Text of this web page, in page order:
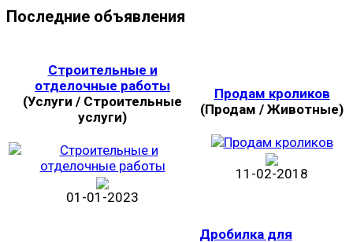
Последние объявления
Строительные и
отделочные работы
(Услуги / Строительные
услуги)
01-01-2023
Продам кроликов
(Продам / Животные)
11-02-2018
Дробилка для